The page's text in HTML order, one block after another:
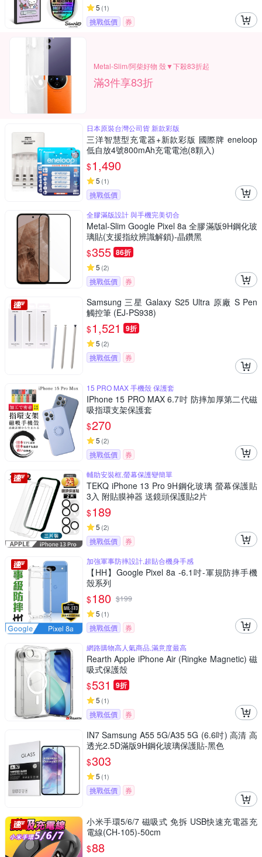
5 (1)
挑戰低價 券
Metal-Slim/阿柴好物 殼▼下殺83折起
滿3件享83折
日本原裝台灣公司貨 新款彩版
三洋智慧型充電器+新款彩版 國際牌 eneloop
低自放4號800mAh充電電池(8顆入)
$1,490
5 (1)
挑戰低價
全膠滿版設計 與手機完美切合
Metal-Slim Google Pixel 8a 全膠滿版9H鋼化玻
璃貼(支援指紋辨識解鎖)-晶鑽黑
$355 86折
5 (2)
挑戰低價 券
Samsung 三星 Galaxy S25 Ultra 原廠 S Pen
觸控筆 (EJ-PS938)
$1,521 9折
5 (2)
挑戰低價 券
15 PRO MAX 手機殼 保護套
IPhone 15 PRO MAX 6.7吋 防摔加厚第二代磁
吸指環支架保護套
$270
5 (2)
挑戰低價
券
輔助安裝框,螢幕保護變簡單
TEKQ iPhone 13 Pro 9H鋼化玻璃 螢幕保護貼
3入 附貼膜神器 送鏡頭保護貼2片
$189
5 (2)
挑戰低價
券
加強軍事防摔設計,超貼合機身手感
【HH】Google Pixel 8a -6.1吋-軍規防摔手機
殼系列
$180 $199
5 (1)
挑戰低價
券
網路購物高人氣商品,滿意度最高
Rearth Apple iPhone Air (Ringke Magnetic) 磁
吸式保護殼
$531 9折
5 (1)
挑戰低價 券
IN7 Samsung A55 5G/A35 5G (6.6吋) 高清 高
透光2.5D滿版9H鋼化玻璃保護貼-黑色
$303
5 (1)
挑戰低價 券
小米手環5/6/7 磁吸式 免拆 USB快速充電器充
電線(CH-105)-50cm
$88